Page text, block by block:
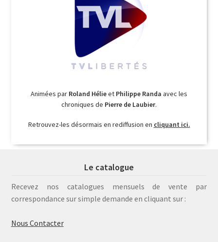
Animées par Roland Hélieet Philippe Randa avec les
chroniques de Pierre de Laubier.
Retrouvez-les désormais en rediffusion en cliquant ici.
Le catalogue
Recevez nos catalogues mensuels de vente par
correspondance sur simple demande en cliquant sur :
Nous Contacter